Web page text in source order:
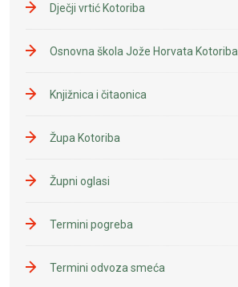
Dječji vrtić Kotoriba
Osnovna škola Jože Horvata Kotoriba
Knjižnica i čitaonica
Župa Kotoriba
Župni oglasi
Termini pogreba
Termini odvoza smeća